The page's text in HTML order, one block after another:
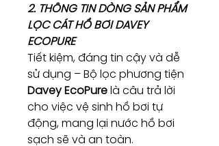
2. THÔNG TIN DÒNG SẢN PHẨM
LỌC CÁT HỒ BƠI DAVEY
ECOPURE
Tiết kiệm, đáng tin cậy và dễ
sử dụng – Bộ lọc phương tiện
Davey EcoPurelà câu trả lời
cho việc vệ sinh hồ bơi tự
động, mang lại nước hồ bơi
sạch sẽ và an toàn.